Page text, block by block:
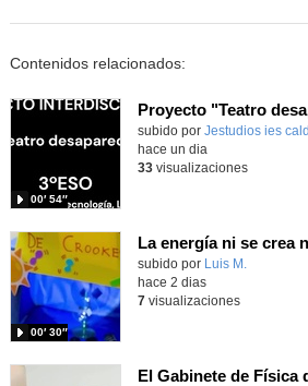
Contenidos relacionados:
Proyecto "Teatro
Contenido educativo.
subido por Jestudios ies
00′ 54″
hace un dia
33visualizaciones
Contenido educativo.
subido por Luis M.
00′ 30″
hace 2 dias
7visualizaciones